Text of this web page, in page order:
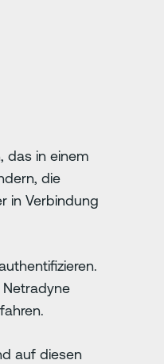
das in einem
die
in Verbindung
auf diesen